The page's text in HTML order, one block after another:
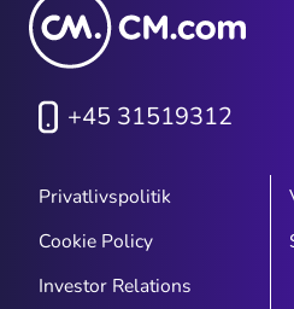
+45 31519312
Privatlivspolitik
Cookie Policy
Investor Relations